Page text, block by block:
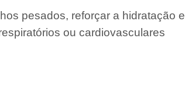
pesados, reforçar a hidratação
ou cardiovasculares